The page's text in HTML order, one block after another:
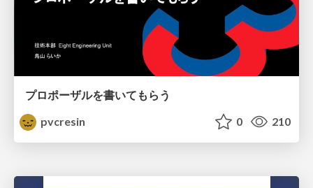
プロポーザルを書いてもらう
pvcresin
0 210